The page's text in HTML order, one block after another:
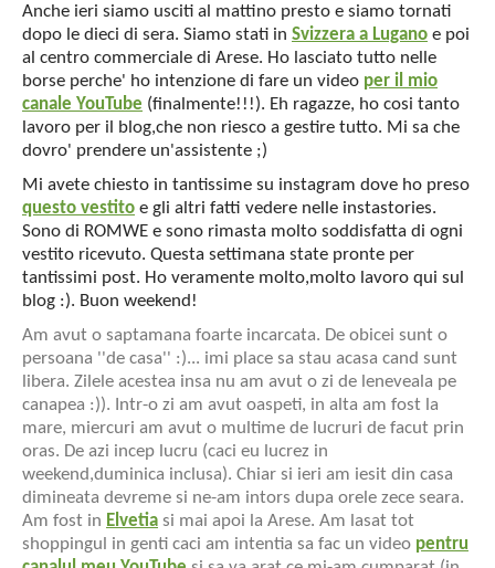
Anche ieri siamo usciti al mattino presto e siamo tornati
dopo le dieci di sera. Siamo stati in Svizzera a Lugano e poi
al centro commerciale di Arese. Ho lasciato tutto nelle
borse perche' ho intenzione di fare un video per il mio
canale YouTube (finalmente!!!). Eh ragazze, ho cosi tanto
lavoro per il blog,che non riesco a gestire tutto. Mi sa che
dovro' prendere un'assistente ;)
Mi avete chiesto in tantissime su instagram dove ho preso
questo vestito e gli altri fatti vedere nelle instastories.
Sono di ROMWE e sono rimasta molto soddisfatta di ogni
vestito ricevuto. Questa settimana state pronte per
tantissimi post. Ho veramente molto,molto lavoro qui sul
blog :). Buon weekend!
Am avut o saptamana foarte incarcata. De obicei sunt o
persoana ''de casa'' :)... imi place sa stau acasa cand sunt
libera. Zilele acestea insa nu am avut o zi de leneveala pe
canapea :)). Intr-o zi am avut oaspeti, in alta am fost la
mare, miercuri am avut o multime de lucruri de facut prin
oras. De azi incep lucru (caci eu lucrez in
weekend,duminica inclusa). Chiar si ieri am iesit din casa
dimineata devreme si ne-am intors dupa orele zece seara.
Am fost in Elvetia si mai apoi la Arese. Am lasat tot
shoppingul in genti caci am intentia sa fac un video pentru